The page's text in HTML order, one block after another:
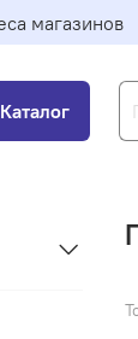
магазинов
Каталог